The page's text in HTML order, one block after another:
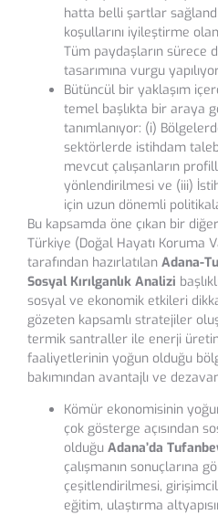
hatta belli şartlar
koşullarını iyileştirme
Tüm paydaşların sürece
tasarımına vurgu
Bütüncül bir yaklaşım
temel başlıkta bir araya
tanımlanıyor: (i)
sektörlerde istihdam
mevcut çalışanların
yönlendirilmesi ve (iii)
için uzun dönemli
Bu kapsamda öne çıkan bir
Türkiye (Doğal Hayatı Koruma
tarafından hazırlatılan Adana-
Sosyal Kırılganlık Analizi başlıklı
sosyal ve ekonomik etkileri
gözeten kapsamlı stratejiler
termik santraller ile enerji
faaliyetlerinin yoğun olduğu
bakımından avantajlı ve
Kömür ekonomisinin
çok gösterge açısından
olduğu Adana’da
çalışmanın sonuçlarına
çeşitlendirilmesi,
eğitim, ulaştırma